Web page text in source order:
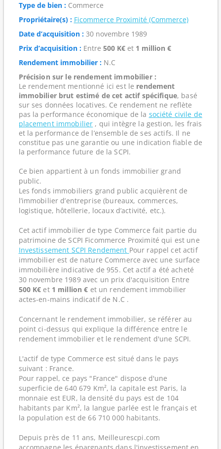
Type de bien :Commerce
Propriétaire(s) : Ficommerce Proximité (Commerce)
Date d’acquisition :30 novembre 1989
Prix d’acquisition :Entre 500 K€et 1 million €
Rendement immobilier :N.C
Précision sur le rendement immobilier :
Le rendement mentionné ici est le rendement
immobilier brut estimé de cet actif spécifique, basé
sur ses données locatives. Ce rendement ne reflète
pas la performance économique de la société civile de
placement immobilier , qui intègre la gestion, les frais
et la performance de l’ensemble de ses actifs. Il ne
constitue pas une garantie ou une indication fiable de
la performance future de la SCPI.
Ce bien appartient à un fonds immobilier grand
public.
Les fonds immobiliers grand public acquièrent de
l’immobilier d’entreprise (bureaux, commerces,
logistique, hôtellerie, locaux d’activité, etc.).
Cet actif immobilier de type Commerce fait partie du
patrimoine de SCPI Ficommerce Proximité qui est une
Investissement SCPI Rendement Pour rappel cet actif
immobilier est de nature Commerce avec une surface
immobilière indicative de 955. Cet actif a été acheté
30 novembre 1989 avec un prix d'acquisition Entre
500 K€ et 1 million € et un rendement immobilier
actes-en-mains indicatif de N.C .
Concernant le rendement immobilier, se référer au
point ci-dessus qui explique la différence entre le
rendement immobilier et le rendement d'une SCPI.
L'actif de type Commerce est situé dans le pays
suivant : France.
Pour rappel, ce pays "France" dispose d'une
superficie de 640 679 Km², la capitale est Paris, la
monnaie est EUR, la densité du pays est de 104
habitants par Km², la langue parlée est le français et
la population est de 66 710 000 habitants.
Depuis près de 11 ans, Meilleurescpi.com